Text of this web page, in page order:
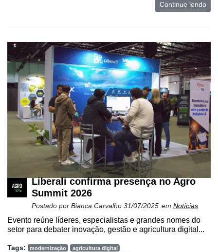
Continue lendo
Liberali confirma presença no Agro
Summit 2026
Postado por Bianca Carvalho 31/07/2025 em Notícias
Evento reúne líderes, especialistas e grandes nomes do
setor para debater inovação, gestão e agricultura digital...
Tags: modernização
agricultura digital